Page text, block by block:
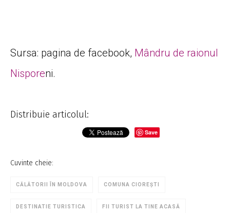
Sursa: pagina de facebook, Mândru de raionul
Nisporeni.
Distribuie articolul:
Save
Cuvinte cheie:
CĂLĂTORII ÎN MOLDOVA COMUNA CIOREȘTI
DESTINATIE TURISTICA FII TURIST LA TINE ACASĂ